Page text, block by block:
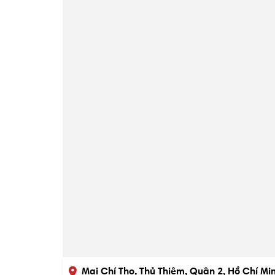
Mai Chí Thọ, Thủ Thiêm, Quận 2, Hồ Chí